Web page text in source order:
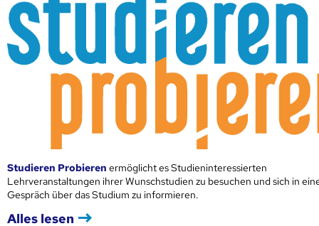
Studieren Probieren ermöglicht es Studieninteressierten
Lehrveranstaltungen ihrer Wunschstudien zu besuchen und sich in
Gespräch über das Studium zu informieren.
Alles lesen